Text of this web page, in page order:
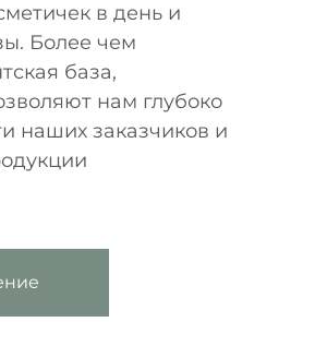
в день и
Более чем
база,
нам глубоко
наших заказчиков и